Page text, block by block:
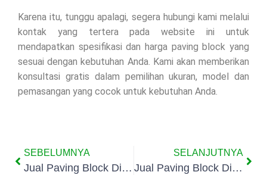
Karena itu, tunggu apalagi, segera hubungi kami melalui
kontak yang tertera pada website ini untuk
mendapatkan spesifikasi dan harga paving block yang
sesuai dengan kebutuhan Anda. Kami akan memberikan
konsultasi gratis dalam pemilihan ukuran, model dan
pemasangan yang cocok untuk kebutuhan Anda.
SEBELUMNYA
Jual Paving Block Di Tugu Selatan
SELANJUTNYA
Jual Paving Block Di Ancol